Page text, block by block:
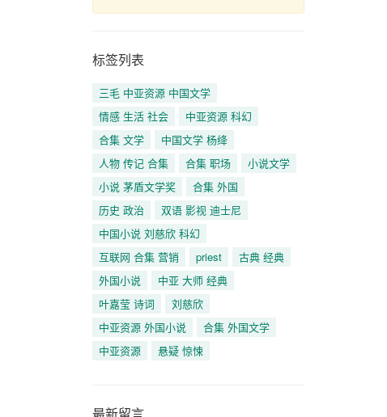
标签列表
三毛 中亚资源 中国文学
情感 生活 社会
中亚资源 科幻
合集 文学
中国文学 杨绛
人物 传记 合集
合集 职场
小说文学
小说 茅盾文学奖
合集 外国
历史 政治
双语 影视 迪士尼
中国小说 刘慈欣 科幻
互联网 合集 营销
priest
古典 经典
外国小说
中亚 大师 经典
叶嘉莹 诗词
刘慈欣
中亚资源 外国小说
合集 外国文学
中亚资源
悬疑 惊悚